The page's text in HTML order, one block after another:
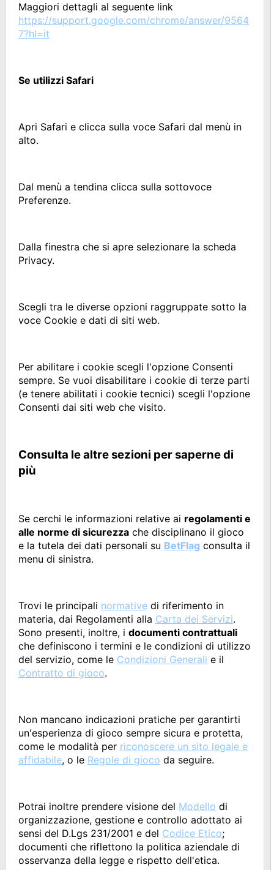
Maggiori dettagli al seguente link
https://support.google.com/chrome/answer/9564
7?hl=it
Se utilizzi Safari
Apri Safari e clicca sulla voce Safari dal menù in
alto.
Dal menù a tendina clicca sulla sottovoce
Preferenze.
Dalla finestra che si apre selezionare la scheda
Privacy.
Scegli tra le diverse opzioni raggruppate sotto la
voce Cookie e dati di siti web.
Per abilitare i cookie scegli l'opzione Consenti
sempre. Se vuoi disabilitare i cookie di terze parti
(e tenere abilitati i cookie tecnici) scegli l'opzione
Consenti dai siti web che visito.
Consulta le altre sezioni per saperne di
più
Se cerchi le informazioni relative ai regolamenti e
alle norme di sicurezza che disciplinano il gioco
e la tutela dei dati personali su BetFlag consulta il
menu di sinistra.
Trovi le principali normative di riferimento in
materia, dai Regolamenti alla Carta dei Servizi.
Sono presenti, inoltre, i documenti contrattuali
che definiscono i termini e le condizioni di utilizzo
del servizio, come le Condizioni Generali e il
Contratto di gioco.
Non mancano indicazioni pratiche per garantirti
un'esperienza di gioco sempre sicura e protetta,
come le modalità per riconoscere un sito legale e
affidabile, o le Regole di gioco da seguire.
Potrai inoltre prendere visione del Modello di
organizzazione, gestione e controllo adottato ai
sensi del D.Lgs 231/2001 e del Codice Etico;
documenti che riflettono la politica aziendale di
osservanza della legge e rispetto dell'etica.